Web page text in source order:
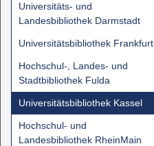
Universitäts- und
Landesbibliothek Darmstadt
Universitätsbibliothek Frankfurt
Hochschul-, Landes- und
Stadtbibliothek Fulda
Universitätsbibliothek Kassel
Hochschul- und
Landesbibliothek RheinMain